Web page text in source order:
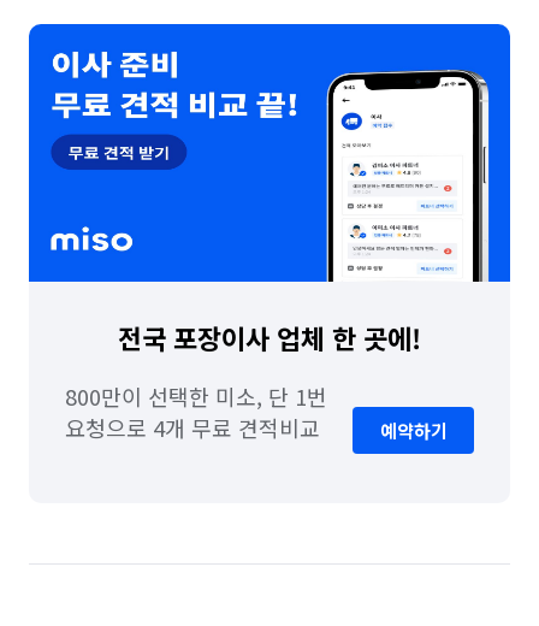
전국 포장이사 업체 한 곳에!
800만이 선택한 미소, 단 1번
요청으로 4개 무료 견적비교
예약하기